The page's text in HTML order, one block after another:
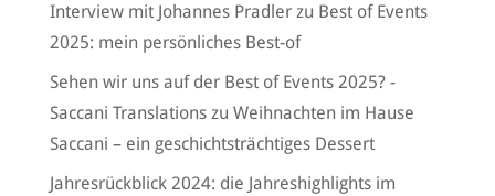
Interview mit Johannes Pradlerzu Best of Events
2025: mein persönliches Best-of
Sehen wir uns auf der Best of Events 2025? -
Saccani Translationszu Weihnachten im Hause
Saccani – ein geschichtsträchtiges Dessert
Jahresrückblick 2024: die Jahreshighlights im